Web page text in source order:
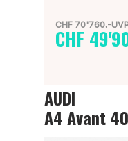
CHF 70'760.-
CHF
AUDI